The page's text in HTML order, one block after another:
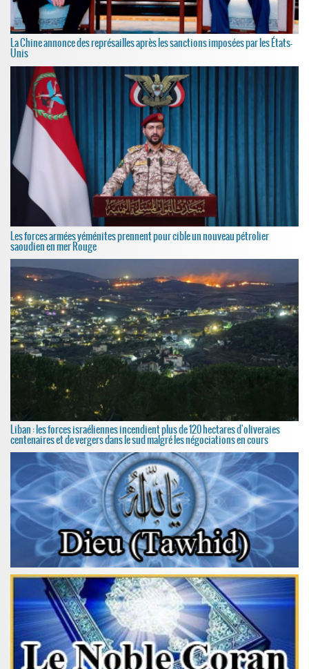
La Chine annonce des représailles après les sanctions imposées par les États-
Unis
Les forces armées yéménites prennent pour cible un nouveau pétrolier
saoudien en mer Rouge
Liban : les forces israéliennes incendient plus de 120 hectares d'oliveraies
centenaires et de vergers dans le sud malgré les négociations en cours